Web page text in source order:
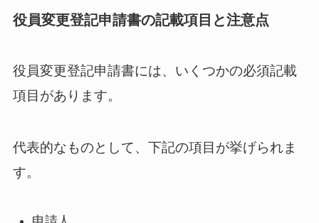
役員変更登記申請書の記載項目と注意点
役員変更登記申請書には、いくつかの必須記載
項目があります。
代表的なものとして、下記の項目が挙げられま
す。